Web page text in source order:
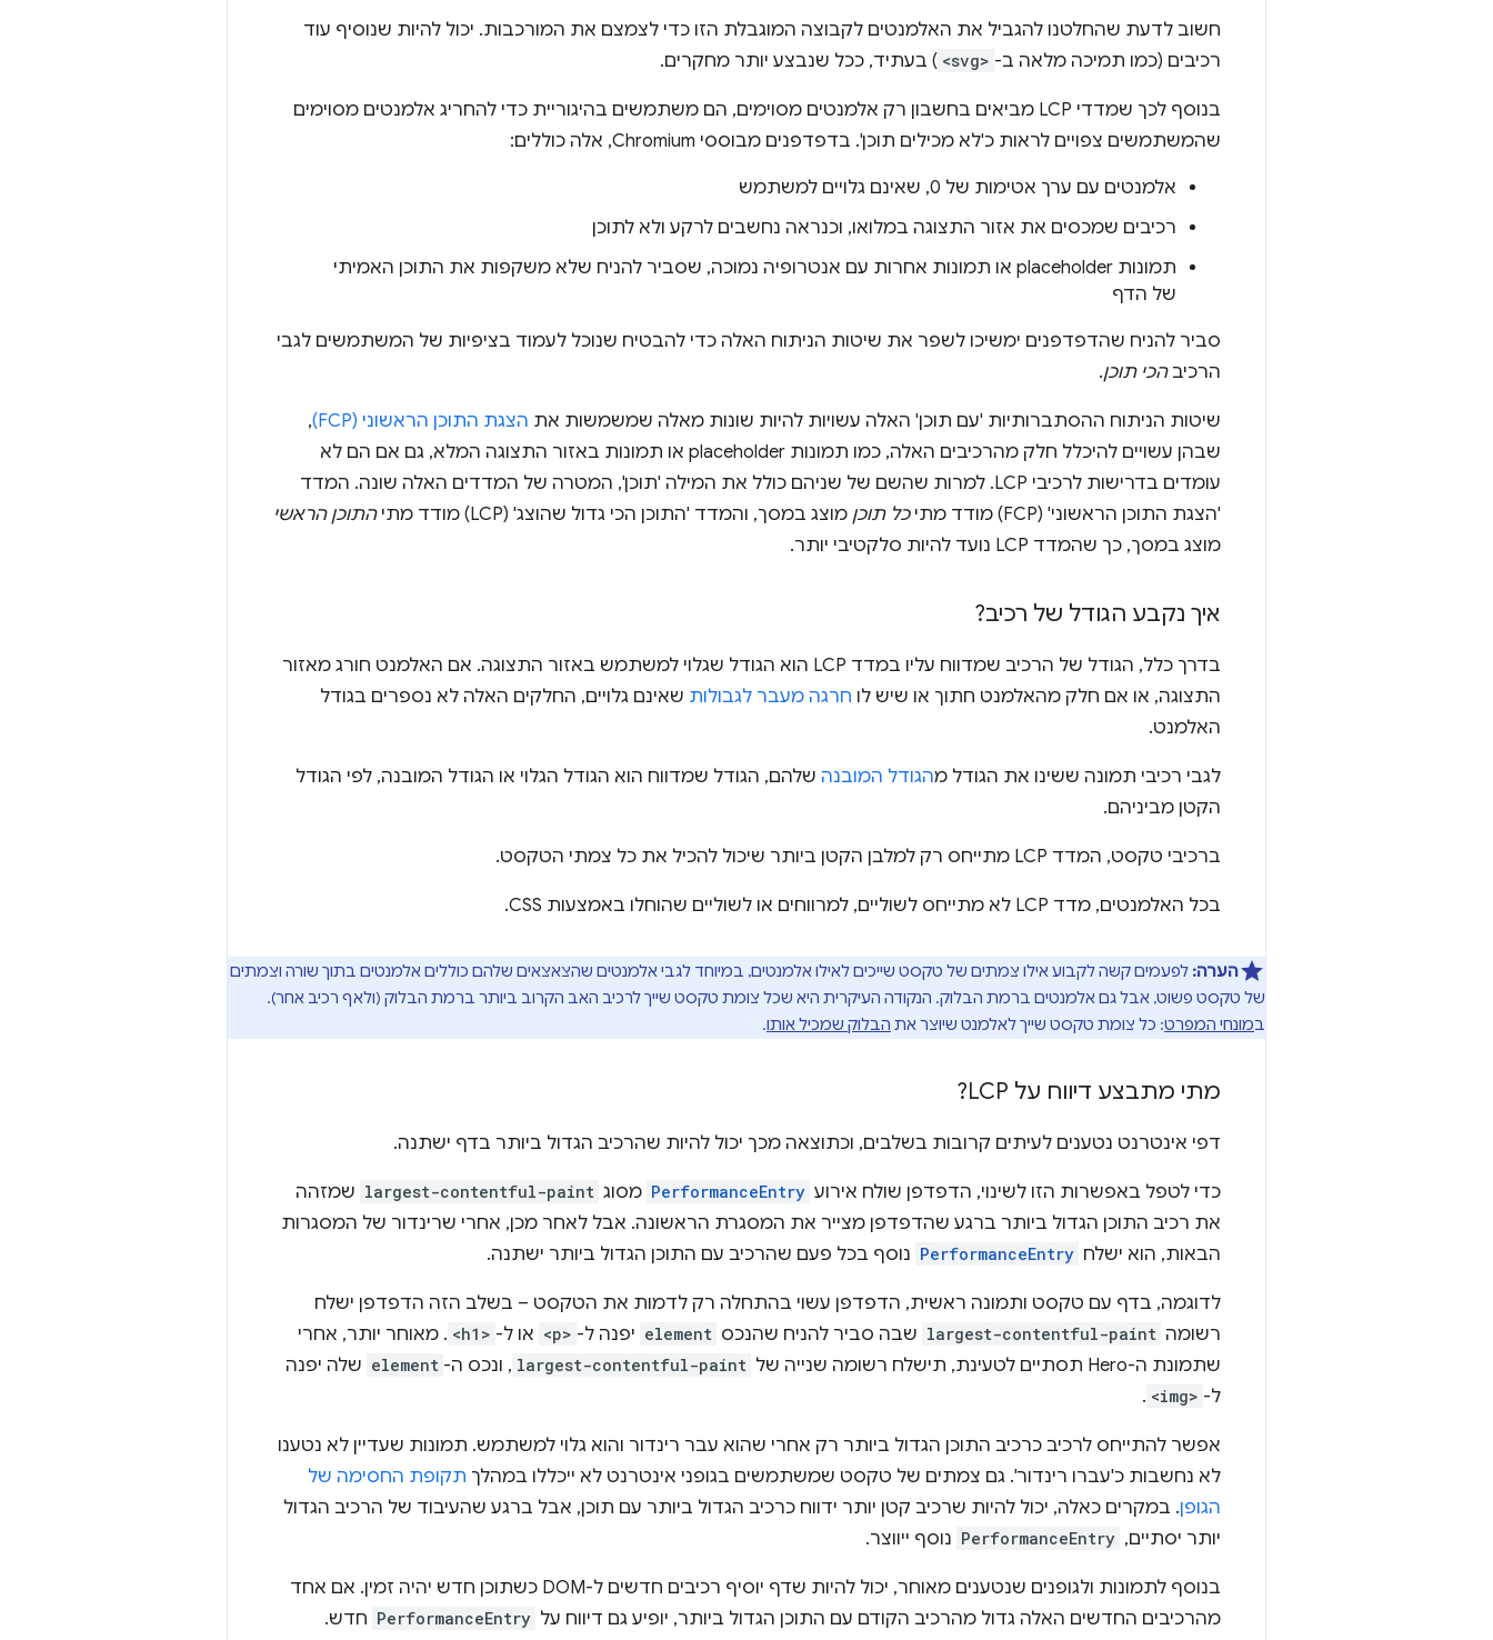
חשוב לדעת שהחלטנו להגביל את האלמנטים לקבוצה המוגבלת הזו כדי לצמצם את המורכבות. יכול להיות שנוסיף עוד
רכיבים (כמו תמיכה מלאה ב- <svg> ) בעתיד, ככל שנבצע יותר מחקרים.
בנוסף לכך שמדדי LCP מביאים בחשבון רק אלמנטים מסוימים, הם משתמשים בהיגוריית כדי להחריג אלמנטים מסוימים
שהמשתמשים צפויים לראות כ'לא מכילים תוכן'. בדפדפנים מבוססי Chromium, אלה כוללים:
אלמנטים עם ערך אטימות של 0, שאינם גלויים למשתמש
רכיבים שמכסים את אזור התצוגה במלואו, וכנראה נחשבים לרקע ולא לתוכן
תמונות placeholder או תמונות אחרות עם אנטרופיה נמוכה, שסביר להניח שלא משקפות את התוכן האמיתי
של הדף
סביר להניח שהדפדפנים ימשיכו לשפר את שיטות הניתוח האלה כדי להבטיח שנוכל לעמוד בציפיות של המשתמשים לגבי
הרכיבהכי תוכן.
שיטות הניתוח ההסתברותיות 'עם תוכן' האלה עשויות להיות שונות מאלה שמשמשות את הצגת התוכן הראשוני (FCP)
,
שבהן עשויים להיכלל חלק מהרכיבים האלה, כמו תמונות placeholder או תמונות באזור התצוגה המלא, גם אם הם לא
עומדים בדרישות לרכיבי LCP. למרות שהשם של שניהם כולל את המילה 'תוכן', המטרה של המדדים האלה שונה. המדד
'הצגת התוכן הראשוני' (FCP) מודד מתי
כל תוכן מוצג במסך, והמדד 'התוכן הכי גדול שהוצג' (LCP) מודד מתי
התוכן הראשי
מוצג במסך, כך שהמדד LCP נועד להיות סלקטיבי יותר.
איך נקבע הגודל של רכיב?
בדרך כלל, הגודל של הרכיב שמדווח עליו במדד LCP הוא הגודל שגלוי למשתמש באזור התצוגה. אם האלמנט חורג מאזור
התצוגה, או אם חלק מהאלמנט חתוך או שיש לו חרגה מעבר לגבולות שאינם גלויים, החלקים האלה לא נספרים בגודל
האלמנט.
לגבי רכיבי תמונה ששינו את הגודל מהגודל המובנה שלהם, הגודל שמדווח הוא הגודל הגלוי או הגודל המובנה, לפי הגודל
הקטן מביניהם.
ברכיבי טקסט, המדד LCP מתייחס רק למלבן הקטן ביותר שיכול להכיל את כל צמתי הטקסט.
בכל האלמנטים, מדד LCP לא מתייחס לשוליים, למרווחים או לשוליים שהוחלו באמצעות CSS.
הערה: לפעמים קשה לקבוע אילו צמתים של טקסט שייכים לאילו אלמנטים, במיוחד לגבי אלמנטים שהצאצאים שלהם כוללים אלמנטים בתוך שורה וצמתים
של טקסט פשוט, אבל גם אלמנטים ברמת הבלוק. הנקודה העיקרית היא שכל צומת טקסט שייך לרכיב האב הקרוב ביותר ברמת הבלוק (ולאף רכיב אחר).
במונחי המפרט: כל צומת טקסט שייך לאלמנט שיוצר את הבלוק שמכיל אותו.
מתי מתבצע דיווח על LCP?
דפי אינטרנט נטענים לעיתים קרובות בשלבים, וכתוצאה מכך יכול להיות שהרכיב הגדול ביותר בדף ישתנה.
כדי לטפל באפשרות הזו לשינוי, הדפדפן שולח אירוע PerformanceEntry מסוג largest-contentful-paint שמזהה
את רכיב התוכן הגדול ביותר ברגע שהדפדפן מצייר את המסגרת הראשונה. אבל לאחר מכן, אחרי שרינדור של המסגרות
הבאות, הוא ישלח PerformanceEntry נוסף בכל פעם שהרכיב עם התוכן הגדול ביותר ישתנה.
לדוגמה, בדף עם טקסט ותמונה ראשית, הדפדפן עשוי בהתחלה רק לדמות את הטקסט – בשלב הזה הדפדפן ישלח
רשומה largest-contentful-paint שבה סביר להניח שהנכס element יפנה ל- <p> או ל- <h1> . מאוחר יותר, אחרי
שתמונת ה-Hero תסתיים לטעינת, תישלח רשומה שנייה של
largest-contentful-paint , ונכס ה- element שלה יפנה
ל- <img>
.
אפשר להתייחס לרכיב כרכיב התוכן הגדול ביותר רק אחרי שהוא עבר רינדור והוא גלוי למשתמש. תמונות שעדיין לא נטענו
לא נחשבות כ'עברו רינדור'. גם צמתים של טקסט שמשתמשים בגופני אינטרנט לא ייכללו במהלך תקופת החסימה של
הגופן. במקרים כאלה, יכול להיות שרכיב קטן יותר ידווח כרכיב הגדול ביותר עם תוכן, אבל ברגע שהעיבוד של הרכיב הגדול
יותר יסתיים, PerformanceEntry נוסף ייווצר.
בנוסף לתמונות ולגופנים שנטענים מאוחר, יכול להיות שדף יוסיף רכיבים חדשים ל-DOM כשתוכן חדש יהיה זמין. אם אחד
מהרכיבים החדשים האלה גדול מהרכיב הקודם עם התוכן הגדול ביותר, יופיע גם דיווח על PerformanceEntry חדש.